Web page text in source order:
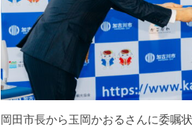
岡田市長から玉岡かおるさんに委嘱